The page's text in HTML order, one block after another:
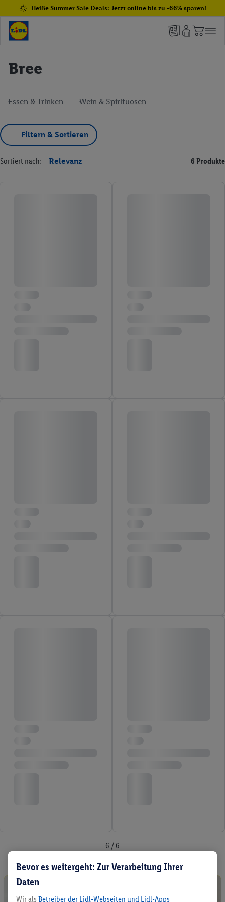
Heiße Summer Sale Deals: Jetzt online bis zu -66% sparen!
Bree
Essen & Trinken Wein & Spirituosen
Filtern & Sortieren
Sortiert nach: Relevanz 6 Produkte
6 / 6
Bevor es weitergeht: Zur Verarbeitung Ihrer
Daten
Wir als Betreiber der Lidl-Webseiten und Lidl-Apps